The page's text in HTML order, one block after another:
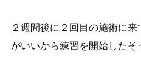
２週間後に２回目の施術に
がいいから練習を開始したそ